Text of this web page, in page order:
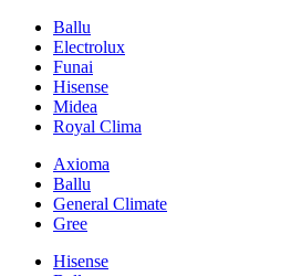
Ballu
Electrolux
Funai
Hisense
Midea
Royal Clima
Axioma
Ballu
General Climate
Gree
Hisense